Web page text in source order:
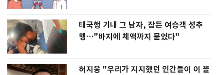
태국행 기내 그 남자, 잠든 여승객 성추
행…"바지에 체액까지 묻었다"
허지웅 "우리가 지지했던 인간들이 이 꼴